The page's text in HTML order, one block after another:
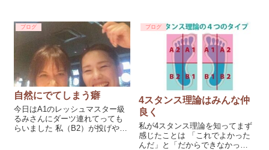
いた時の友人で、 Kちゃんとは
昔の職場の後輩で10年来の友人
です。 ２人とも年下だけど頼れ
る存在で
ブログ
自然にでてしまう癖
今日はA1のレッシュマスター級
るみさんにダーツ連れてっても
らいました 私（B2）が投げやす
ブログ
4スタンス理論はみんな仲
良く
私が4スタンス理論を知ってまず
感じたことは 「これでよかった
んだ」と「だからできなかった